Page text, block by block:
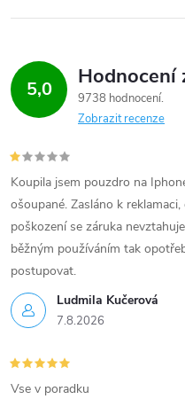
5,0 Hodnocení
9738 hodnocení
Zobrazit recenze
Ludmila Kučerová
7.8.2026
Koupila jsem pouzdro na
ošoupané. Zasláno k
poškození se záruka
běžným používáním tak
postupovat.
Vse v poradku